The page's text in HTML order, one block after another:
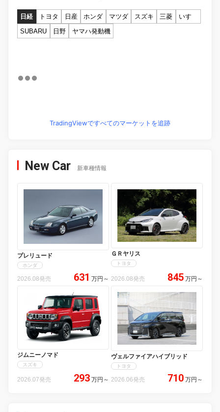
日経 トヨタ 日産 ホンダ マツダ スズキ 三菱
いすゞ
SUBARU
日野 ヤマハ発動機
TradingViewですべてのマーケットを追跡
New Car 新車種情報
プレリュード
ホンダ
2026.08発売 631 万円 ～
ＧＲヤリス
トヨタ
2026.08発売 845 万円 ～
ジムニーノマド
スズキ
2026.07発売 293 万円 ～
ヴェルファイアハイブリッド
トヨタ
2026.06発売 710 万円 ～